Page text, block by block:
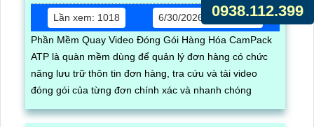
Lần xem: 1018
6/30/2026 5:17:03 PM
Phần Mềm Quay Video Đóng Gói Hàng Hóa CamPack
ATP là quàn mềm dùng để quản lý đơn hàng có chức
năng lưu trữ thôn tin đơn hàng, tra cứu và tải video
đóng gói của từng đơn chính xác và nhanh chóng
0938.112.399